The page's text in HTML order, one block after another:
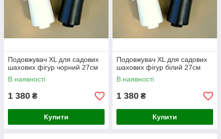
Подовжувач XL для садових
шахових фігур чорний 27см
В наявності
1 380 ₴
Купити
Подовжувач XL для садових
шахових фігур білий 27см
В наявності
1 380 ₴
Купити